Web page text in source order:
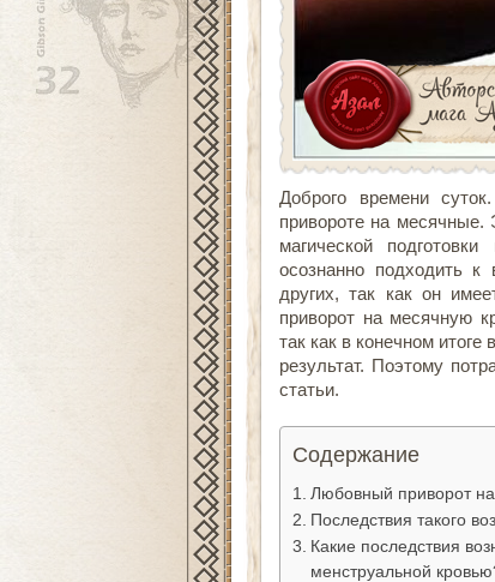
Доброго времени
привороте на месячные.
магической
осознанно подходить к
других, так как он
приворот на месячную
так как в конечном
результат. Поэтому
статьи.
Содержание
Любовный приворот
Последствия такого
Какие последствия
менструальной